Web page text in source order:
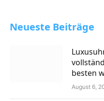
Neueste Beiträge
besten
August 6,